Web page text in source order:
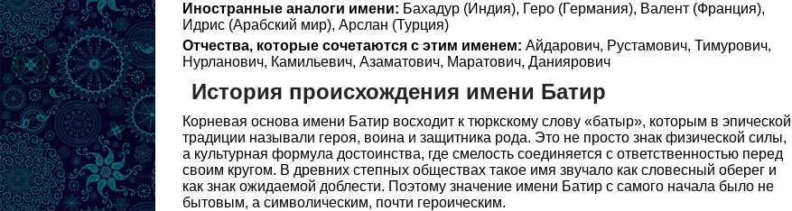
Иностранные аналоги имени: Бахадур (Индия), Геро (Германия), Валент (Франция),
Идрис (Арабский мир), Арслан (Турция)
Отчества, которые сочетаются с этим именем: Айдарович, Рустамович, Тимурович,
Нурланович, Камильевич, Азаматович, Маратович, Даниярович
История происхождения имени Батир
Корневая основа имени Батир восходит к тюркскому слову «батыр», которым в эпической
традиции называли героя, воина и защитника рода. Это не просто знак физической силы,
а культурная формула достоинства, где смелость соединяется с ответственностью перед
своим кругом. В древних степных обществах такое имя звучало как словесный оберег и
как знак ожидаемой доблести. Поэтому значение имени Батир с самого начала было не
бытовым, а символическим, почти героическим.